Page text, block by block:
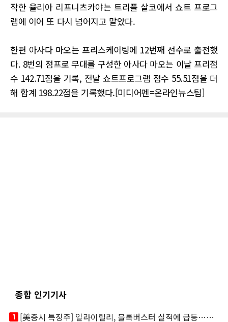
작한 율리아 리프니츠카야는 트리플 살코에서 쇼트 프로그
램에 이어 또 다시 넘어지고 말았다.
한편 아사다 마오는 프리스케이팅에 12번째 선수로 출전했
다. 8번의 점프로 무대를 구성한 아사다 마오는 이날 프리점
수 142.71점을 기록, 전날 쇼트프로그램 점수 55.51점을 더
해 합계 198.22점을 기록했다.[미디어펜=온라인뉴스팀]
종합 인기기사
looks_one
[美증시 특징주] 일라이릴리, 블록버스터 실적에 급등…마운자로 매출 폭발